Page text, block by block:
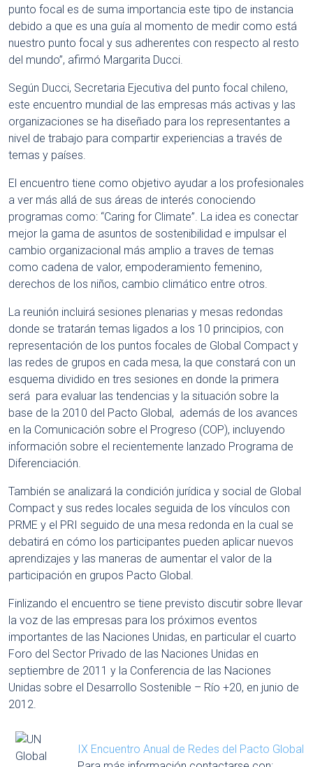
punto focal es de suma importancia este tipo de instancia
debido a que es una guía al momento de medir como está
nuestro punto focal y sus adherentes con respecto al resto
del mundo”, afirmó Margarita Ducci.
Según Ducci, Secretaria Ejecutiva del punto focal chileno,
este encuentro mundial de las empresas más activas y las
organizaciones se ha diseñado para los representantes a
nivel de trabajo para compartir experiencias a través de
temas y países.
El encuentro tiene como objetivo ayudar a los profesionales
a ver más allá de sus áreas de interés conociendo
programas como: “Caring for Climate”. La idea es conectar
mejor la gama de asuntos de sostenibilidad e impulsar el
cambio organizacional más amplio a traves de temas
como cadena de valor, empoderamiento femenino,
derechos de los niños, cambio climático entre otros.
La reunión incluirá sesiones plenarias y mesas redondas
donde se tratarán temas ligados a los 10 principios, con
representación de los puntos focales de Global Compact y
las redes de grupos en cada mesa, la que constará con un
esquema dividido en tres sesiones en donde la primera
será para evaluar las tendencias y la situación sobre la
base de la 2010 del Pacto Global, además de los avances
en la Comunicación sobre el Progreso (COP), incluyendo
información sobre el recientemente lanzado Programa de
Diferenciación.
También se analizará la condición jurídica y social de Global
Compact y sus redes locales seguida de los vínculos con
PRME y el PRI seguido de una mesa redonda en la cual se
debatirá en cómo los participantes pueden aplicar nuevos
aprendizajes y las maneras de aumentar el valor de la
participación en grupos Pacto Global.
Finlizando el encuentro se tiene previsto discutir sobre llevar
la voz de las empresas para los próximos eventos
importantes de las Naciones Unidas, en particular el cuarto
Foro del Sector Privado de las Naciones Unidas en
septiembre de 2011 y la Conferencia de las Naciones
Unidas sobre el Desarrollo Sostenible – Río +20, en junio de
2012.
IX Encuentro Anual de Redes del Pacto Global